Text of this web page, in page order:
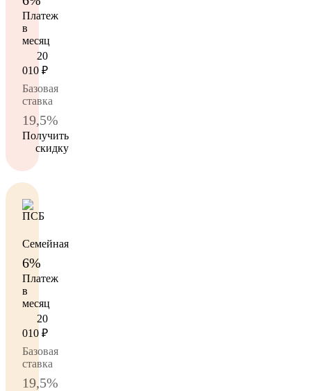
Платеж
в
месяц
20
010 ₽
Базовая
ставка
19,5%
Получить
скидку
Семейная
6%
Платеж
в
месяц
20
010 ₽
Базовая
ставка
19,5%